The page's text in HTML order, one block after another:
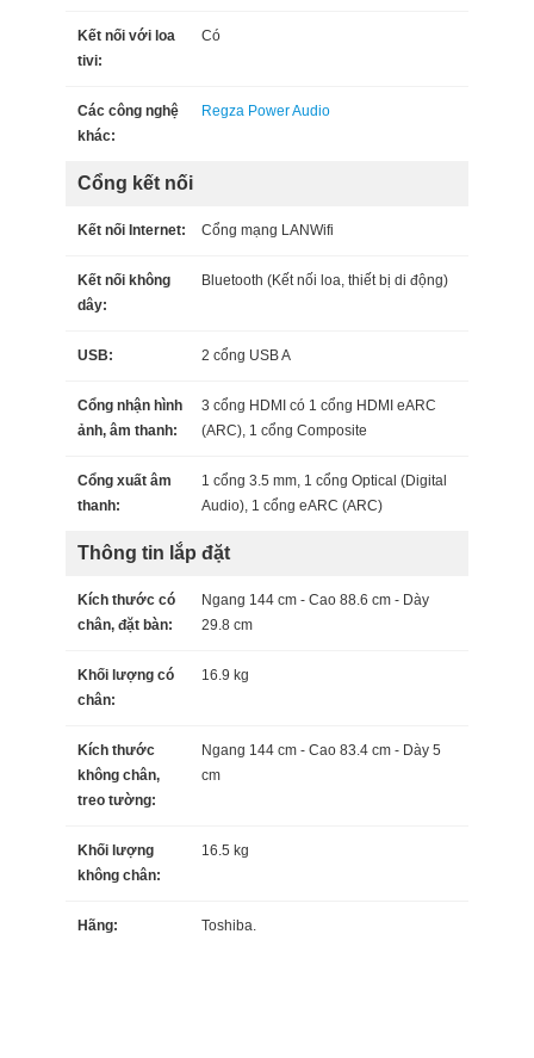
Kết nối với loa
tivi:
Có
Các công nghệ
khác:
Regza Power Audio
Cổng kết nối
Kết nối Internet: Cổng mạng LANWifi
Kết nối không
dây:
Bluetooth (Kết nối loa, thiết bị di động)
USB: 2 cổng USB A
Cổng nhận hình
ảnh, âm thanh:
3 cổng HDMI có 1 cổng HDMI eARC
(ARC), 1 cổng Composite
Cổng xuất âm
thanh:
1 cổng 3.5 mm, 1 cổng Optical (Digital
Audio), 1 cổng eARC (ARC)
Thông tin lắp đặt
Kích thước có
chân, đặt bàn:
Ngang 144 cm - Cao 88.6 cm - Dày
29.8 cm
Khối lượng có
chân:
16.9 kg
Kích thước
không chân,
treo tường:
Ngang 144 cm - Cao 83.4 cm - Dày 5
cm
Khối lượng
không chân:
16.5 kg
Hãng: Toshiba.